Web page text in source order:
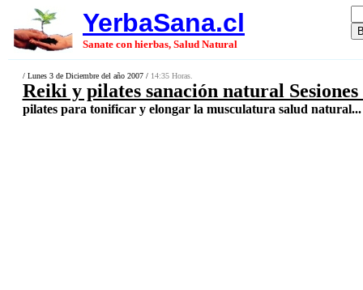
YerbaSana.cl
Sanate con hierbas, Salud Natural
/ Lunes 3 de Diciembre del año 2007 / 14:35 Horas.
Reiki y pilates sanación natural
pilates para tonificar y elongar la musculatura salud natural...